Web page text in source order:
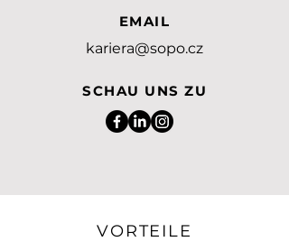
EMAIL
kariera@sopo.cz
SCHAU UNS ZU
VORTEILE